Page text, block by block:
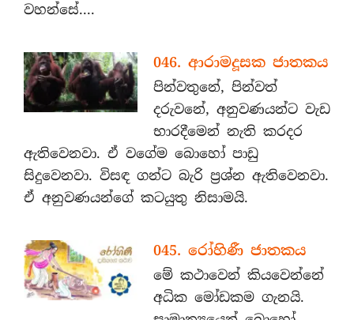
වහන්සේ....
046. ආරාමදූසක ජාතකය
පින්වතුනේ, පින්වත්
දරුවනේ, අනුවණයන්ට වැඩ
භාරදීමෙන් නැති කරදර
ඇතිවෙනවා. ඒ වගේම බොහෝ පාඩු
සිදුවෙනවා. විසඳ ගන්ට බැරි ප්‍රශ්න ඇතිවෙනවා.
ඒ අනුවණයන්ගේ කටයුතු නිසාමයි.
045. රෝහිණී ජාතකය
මේ කථාවෙන් කියවෙන්නේ
අධික මෝඩකම ගැනයි.